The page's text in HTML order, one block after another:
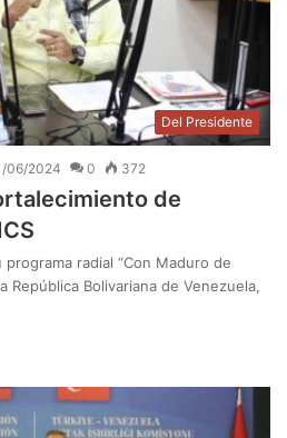
Del Presidente
06/2024 0 372
de
radial “Con Maduro de
República Bolivariana de Venezuela,